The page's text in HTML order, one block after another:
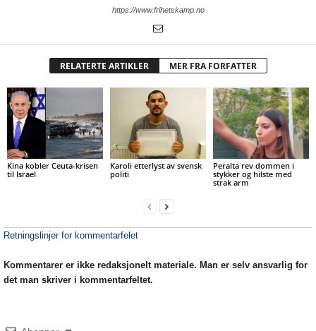
https://www.frihetskamp.no
RELATERTE ARTIKLER MER FRA FORFATTER
Kina kobler Ceuta-krisen
til Israel
Karoli etterlyst av svensk
politi
Peralta rev dommen i
stykker og hilste med
strak arm
Retningslinjer for kommentarfelet
Kommentarer er ikke redaksjonelt materiale. Man er selv ansvarlig for
det man skriver i kommentarfeltet.